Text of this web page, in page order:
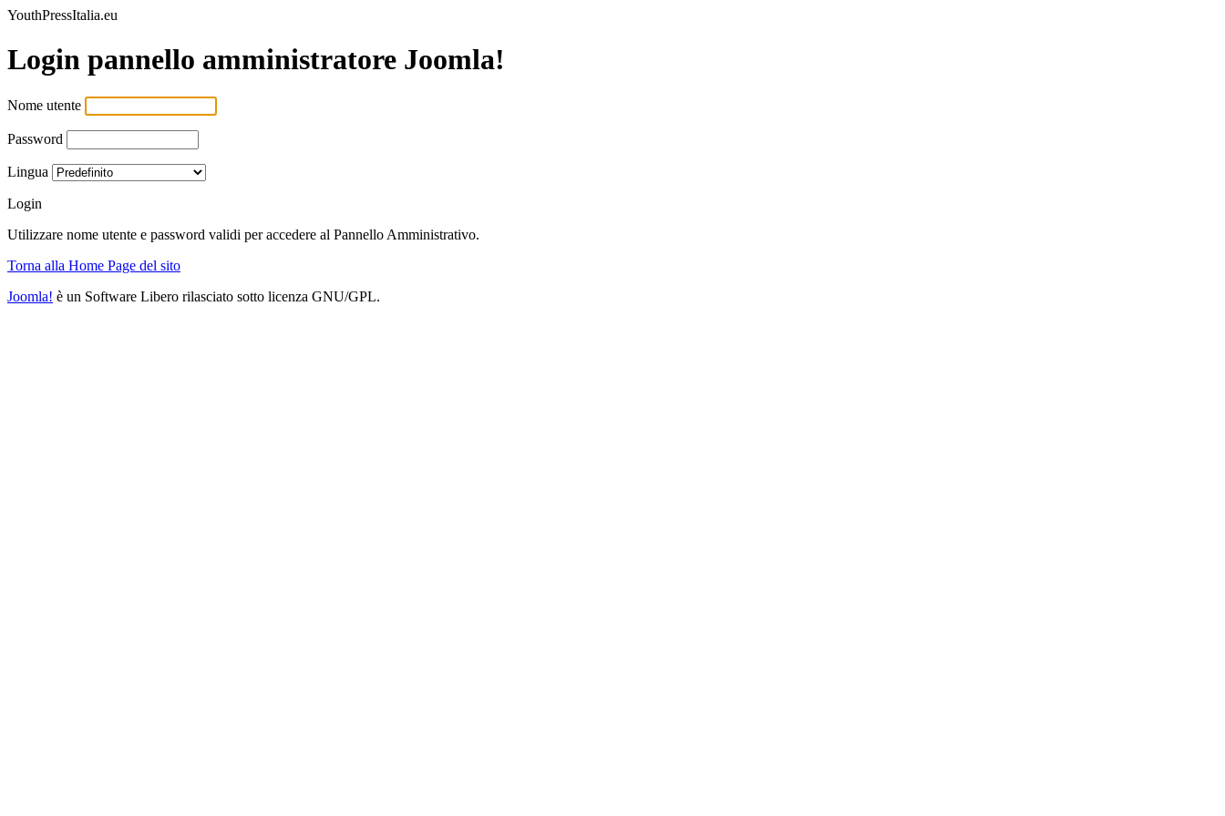
YouthPressItalia.eu
Login pannello amministratore Joomla!
Nome utente
Password
Lingua
Login
Utilizzare nome utente e password validi per accedere al Pannello Amministrativo.
Torna alla Home Page del sito
Joomla! è un Software Libero rilasciato sotto licenza GNU/GPL.